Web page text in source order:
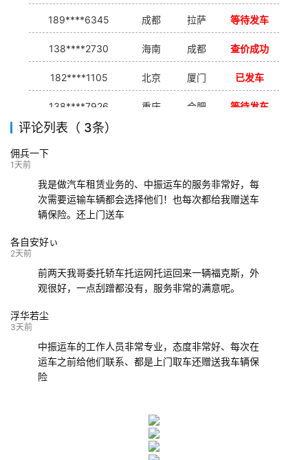
189****6345 成都 拉萨 等待发车
138****2730 海南 成都 查价成功
182****1105 北京 厦门 已发车
138****7926 重庆 合肥 等待发车
139****9233
评论列表（ 3条）
佣兵一下
1天前
我是做汽车租赁业务的、中振运车的服务非常好，每
次需要运输车辆都会选择他们！也每次都给我赠送车
辆保险。还上门送车
各自安好ぃ
2天前
前两天我哥委托轿车托运网托运回来一辆福克斯，外
观很好，一点刮蹭都没有，服务非常的满意呢。
浮华若尘
3天前
中振运车的工作人员非常专业，态度非常好、每次在
运车之前给他们联系、都是上门取车还赠送我车辆保
险